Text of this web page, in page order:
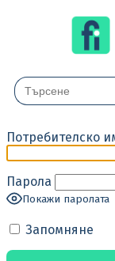
Search
for:
Потребителско
Парола
Покажи паролата
Запомняне